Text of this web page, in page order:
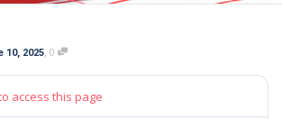
10, 2025, 0
access this page